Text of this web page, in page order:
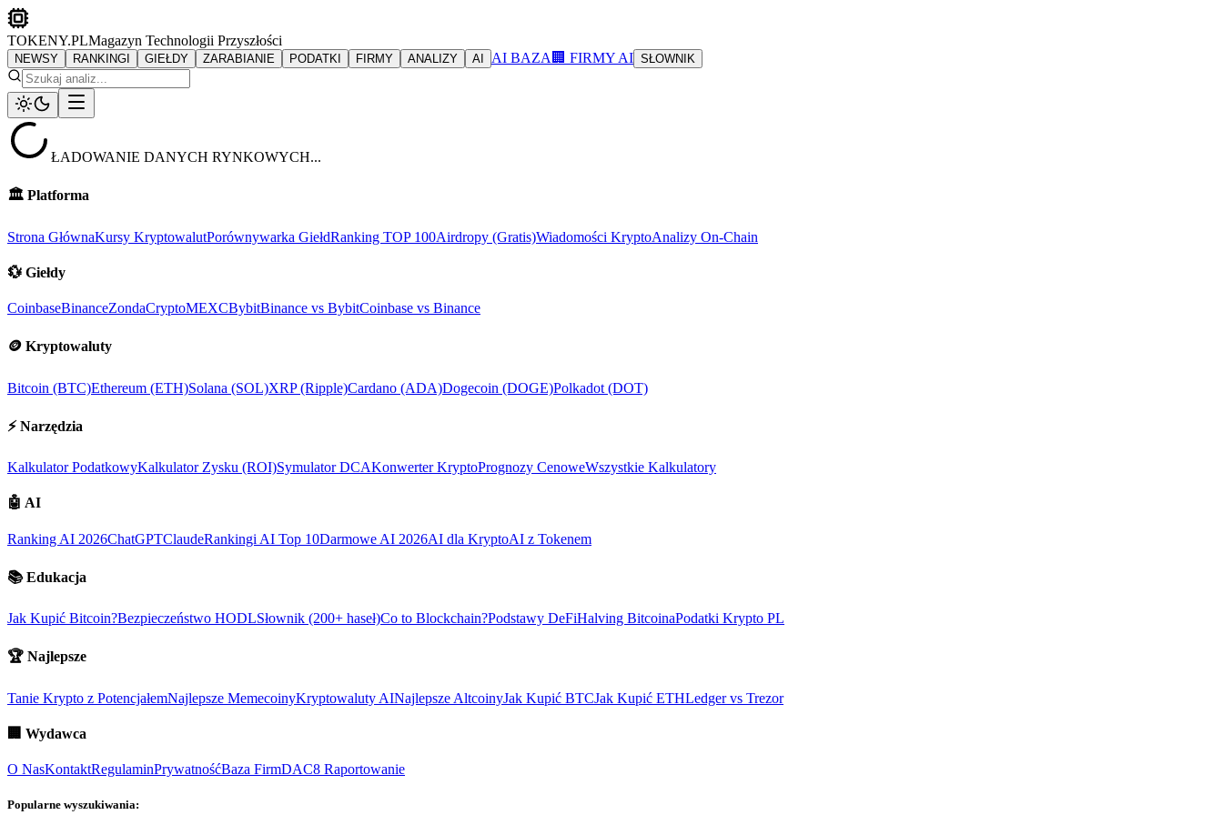
TOKENY.PLMagazyn Technologii Przyszłości
NEWSY RANKINGI GIEŁDY ZARABIANIE PODATKI FIRMY ANALIZY AI AI BAZA 🏢 FIRMY AI SŁOWNIK
ŁADOWANIE DANYCH RYNKOWYCH...
🏛️ Platforma
Strona GłównaKursy KryptowalutPorównywarka GiełdRanking TOP 100Airdropy (Gratis)Wiadomości KryptoAnalizy On-Chain
💱 Giełdy
CoinbaseBinanceZondaCryptoMEXCBybitBinance vs BybitCoinbase vs Binance
🪙 Kryptowaluty
Bitcoin (BTC)Ethereum (ETH)Solana (SOL)XRP (Ripple)Cardano (ADA)Dogecoin (DOGE)Polkadot (DOT)
⚡ Narzędzia
Kalkulator PodatkowyKalkulator Zysku (ROI)Symulator DCAKonwerter KryptoPrognozy CenoweWszystkie Kalkulatory
🤖 AI
Ranking AI 2026ChatGPTClaudeRankingi AI Top 10Darmowe AI 2026AI dla KryptoAI z Tokenem
📚 Edukacja
Jak Kupić Bitcoin?Bezpieczeństwo HODLSłownik (200+ haseł)Co to Blockchain?Podstawy DeFiHalving BitcoinaPodatki Krypto PL
🏆 Najlepsze
Tanie Krypto z PotencjałemNajlepsze MemecoinyKryptowaluty AINajlepsze AltcoinyJak Kupić BTCJak Kupić ETHLedger vs Trezor
🏢 Wydawca
O NasKontaktRegulaminPrywatnośćBaza FirmDAC8 Raportowanie
Popularne wyszukiwania: